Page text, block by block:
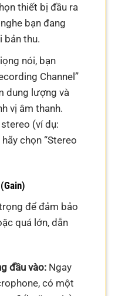
thiết bị đầu ra
bạn đang
bản thu.
nói, bạn
Channel”
dung lượng và
vị âm thanh.
(ví dụ:
chọn “Stereo
để đảm bảo
quá lớn, dẫn
đầu vào:Ngay
có một